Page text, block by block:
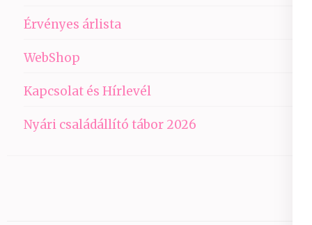
Érvényes árlista
WebShop
Kapcsolat és Hírlevél
Nyári családállító tábor 2026